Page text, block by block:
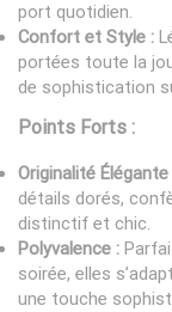
port quotidien.
Confort et Style :
portées toute la
de sophistication
Points Forts :
Originalité Élégante
détails dorés,
distinctif et chic.
Polyvalence :
soirée, elles
une touche